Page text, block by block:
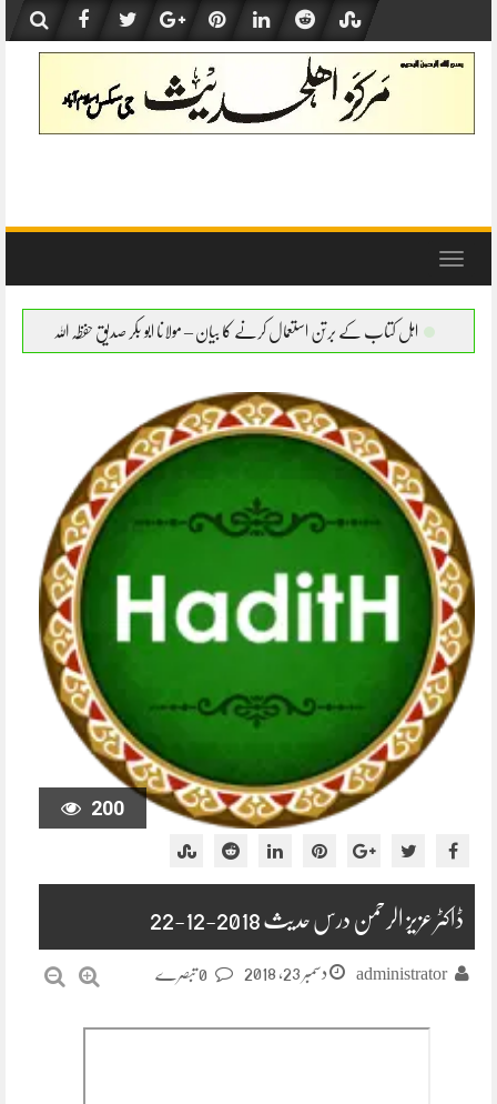
content
Toggle
استعمال کرنے کا بیان – مولانا ابو بکر صدیق حفظہ اللہ اہل کتاب کے برتن استعمال
200
ڈاکٹر عزیز الرحمن درس حدیث 2018-12-22
administrator دسمبر 23, 2018